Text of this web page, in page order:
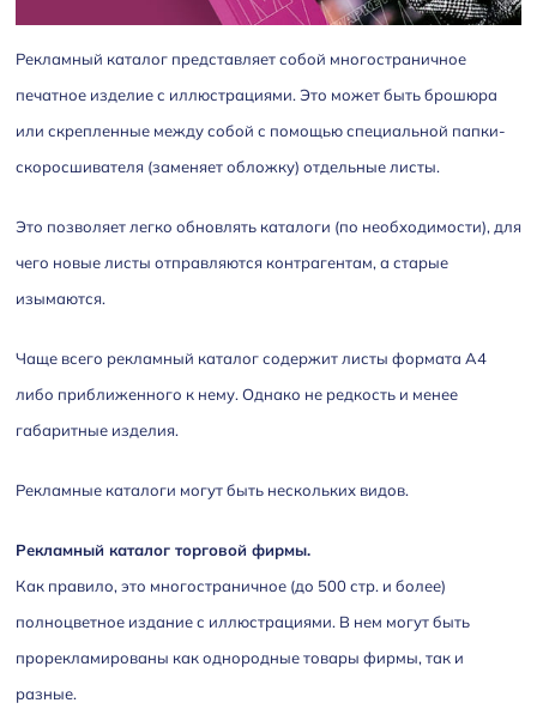
Рекламный каталог представляет собой многостраничное
печатное изделие с иллюстрациями. Это может быть брошюра
или скрепленные между собой с помощью специальной папки-
скоросшивателя (заменяет обложку) отдельные листы.
Это позволяет легко обновлять каталоги (по необходимости), для
чего новые листы отправляются контрагентам, а старые
изымаются.
Чаще всего рекламный каталог содержит листы формата А4
либо приближенного к нему. Однако не редкость и менее
габаритные изделия.
Рекламные каталоги могут быть нескольких видов.
Рекламный каталог торговой фирмы.
Как правило, это многостраничное (до 500 стр. и более)
полноцветное издание с иллюстрациями. В нем могут быть
прорекламированы как однородные товары фирмы, так и
разные.